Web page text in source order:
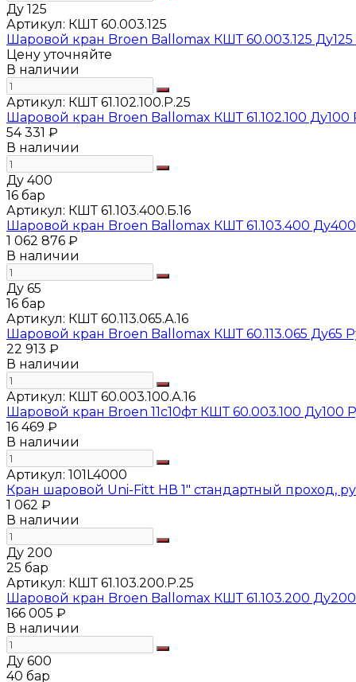
Ду 125
Артикул: КШТ 60.003.125
Шаровой кран Broen Ballomax КШТ 60.003.125
Цену уточняйте
В наличии
Артикул: КШТ 61.102.100.Р.25
Шаровой кран Broen Ballomax КШТ 61.102.100 Ду100
54 331 ₽
В наличии
Ду 400
16 бар
Артикул: КШТ 61.103.400.Б.16
Шаровой кран Broen Ballomax КШТ 61.103.400
1 062 876 ₽
В наличии
Ду 65
16 бар
Артикул: КШТ 60.113.065.А.16
Шаровой кран Broen Ballomax КШТ 60.113.065 Ду65
22 913 ₽
В наличии
Артикул: КШТ 60.003.100.А.16
Шаровой кран Broen 11с10фт КШТ 60.003.100 Ду100
16 469 ₽
В наличии
Артикул: 101L4000
Кран шаровой Uni-Fitt НВ 1" стандартный проход,
1 062 ₽
В наличии
Ду 200
25 бар
Артикул: КШТ 61.103.200.Р.25
Шаровой кран Broen Ballomax КШТ 61.103.200
166 005 ₽
В наличии
Ду 600
40 бар